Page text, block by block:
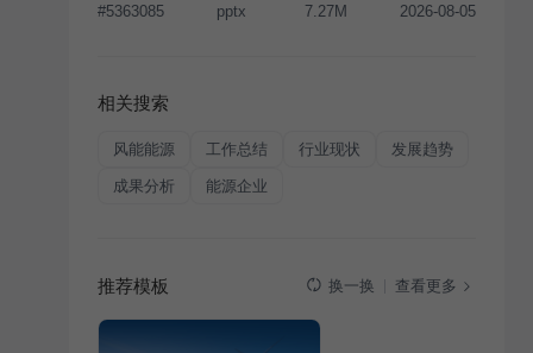
经投权许可任何人不得擅自转载和分发，否则将接照我
#5363085 pptx 7.27M 2026-08-05
相关搜索
风能能源 工作总结 行业现状 发展趋势
成果分析 能源企业
推荐模板 换一换 查看更多